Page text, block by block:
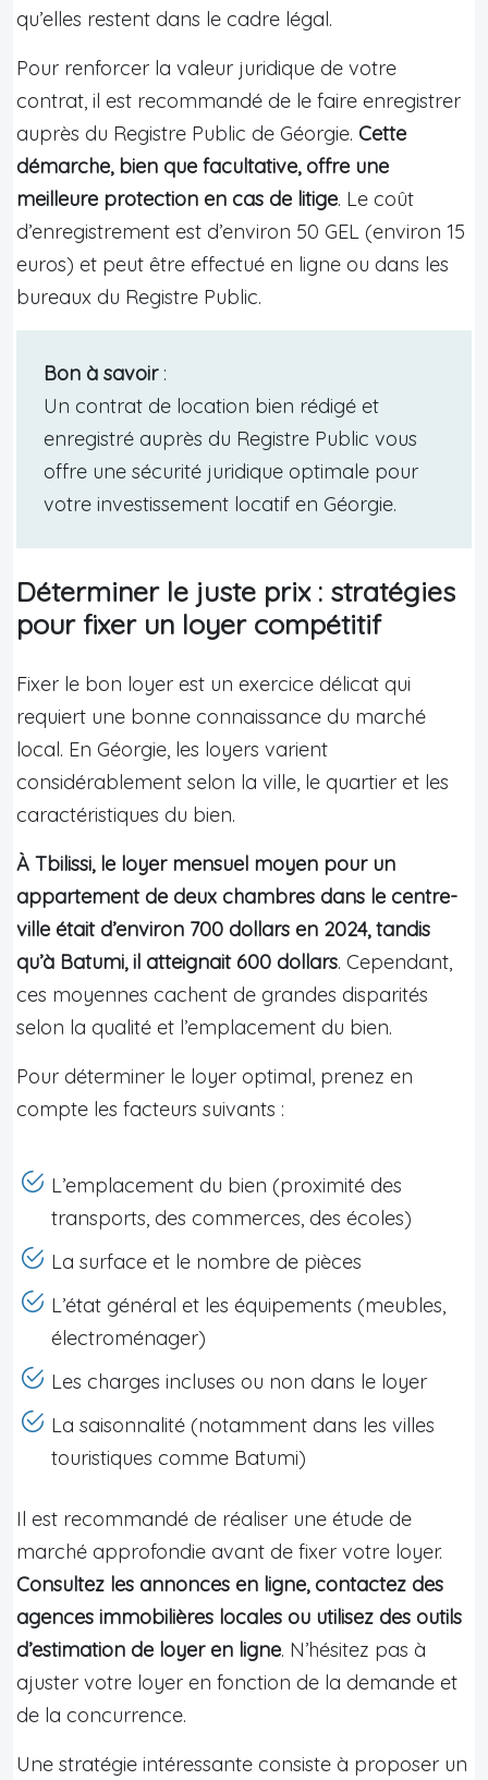
qu’elles restent dans le cadre légal.
Pour renforcer la valeur juridique de votre
contrat, il est recommandé de le faire enregistrer
auprès du Registre Public de Géorgie. Cette
démarche, bien que facultative, offre une
meilleure protection en cas de litige. Le coût
d’enregistrement est d’environ 50 GEL (environ 15
euros) et peut être effectué en ligne ou dans les
bureaux du Registre Public.
Bon à savoir:
Un contrat de location bien rédigé et
enregistré auprès du Registre Public vous
offre une sécurité juridique optimale pour
votre investissement locatif en Géorgie.
Déterminer le juste prix : stratégies
pour fixer un loyer compétitif
Fixer le bon loyer est un exercice délicat qui
requiert une bonne connaissance du marché
local. En Géorgie, les loyers varient
considérablement selon la ville, le quartier et les
caractéristiques du bien.
À Tbilissi, le loyer mensuel moyen pour un
appartement de deux chambres dans le centre-
ville était d’environ 700 dollars en 2024, tandis
qu’à Batumi, il atteignait 600 dollars. Cependant,
ces moyennes cachent de grandes disparités
selon la qualité et l’emplacement du bien.
Pour déterminer le loyer optimal, prenez en
compte les facteurs suivants :
L’emplacement du bien (proximité des
transports, des commerces, des écoles)
La surface et le nombre de pièces
L’état général et les équipements (meubles,
électroménager)
Les charges incluses ou non dans le loyer
La saisonnalité (notamment dans les villes
touristiques comme Batumi)
Il est recommandé de réaliser une étude de
marché approfondie avant de fixer votre loyer.
Consultez les annonces en ligne, contactez des
agences immobilières locales ou utilisez des outils
d’estimation de loyer en ligne. N’hésitez pas à
ajuster votre loyer en fonction de la demande et
de la concurrence.
Une stratégie intéressante consiste à proposer un